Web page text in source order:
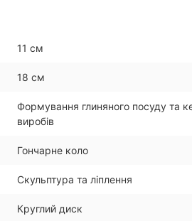
11 см
18 см
Формування глиняного посуду та
виробів
Гончарне коло
Скульптура та ліплення
Круглий диск